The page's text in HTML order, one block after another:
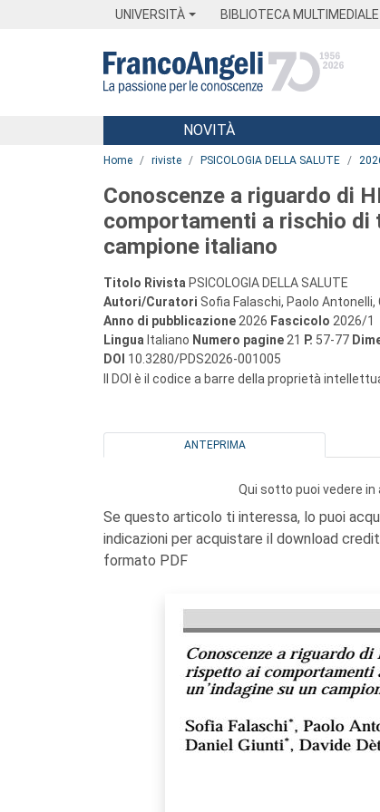
UNIVERSITÀ BIBLIOTECA MULTIMEDIALE
Menu
NOVITÀ
Home riviste PSICOLOGIA DELLA SALUTE
Conoscenze a riguardo di
comportamenti a rischio di
campione italiano
Titolo Rivista PSICOLOGIA DELLA SALUTE
Autori/Curatori Sofia Falaschi, Paolo
Anno di pubblicazione 2026 Fascicolo 2026/1
Lingua Italiano Numero pagine 21 P. 57-77
DOI 10.3280/PDS2026-001005
Il DOI è il codice a barre della proprietà
ANTEPRIMA
Qui sotto puoi vedere
Se questo articolo ti interessa, lo puoi
indicazioni per acquistare il download
formato PDF